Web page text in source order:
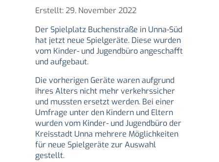
Details
Erstellt: 29. November 2022
Der Spielplatz Buchenstraße in Unna-Süd
hat jetzt neue Spielgeräte. Diese wurden
vom Kinder- und Jugendbüro angeschafft
und aufgebaut.
Die vorherigen Geräte waren aufgrund
ihres Alters nicht mehr verkehrssicher
und mussten ersetzt werden. Bei einer
Umfrage unter den Kindern und Eltern
wurden vom Kinder- und Jugendbüro der
Kreisstadt Unna mehrere Möglichkeiten
für neue Spielgeräte zur Auswahl
gestellt.